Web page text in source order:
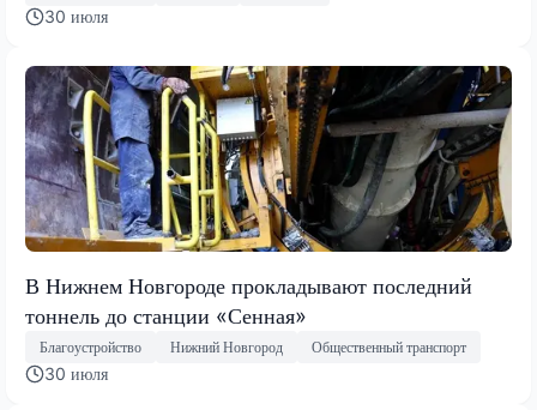
30 июля
В Нижнем Новгороде прокладывают последний
тоннель до станции «Сенная»
Благоустройство Нижний Новгород Общественный транспорт
30 июля